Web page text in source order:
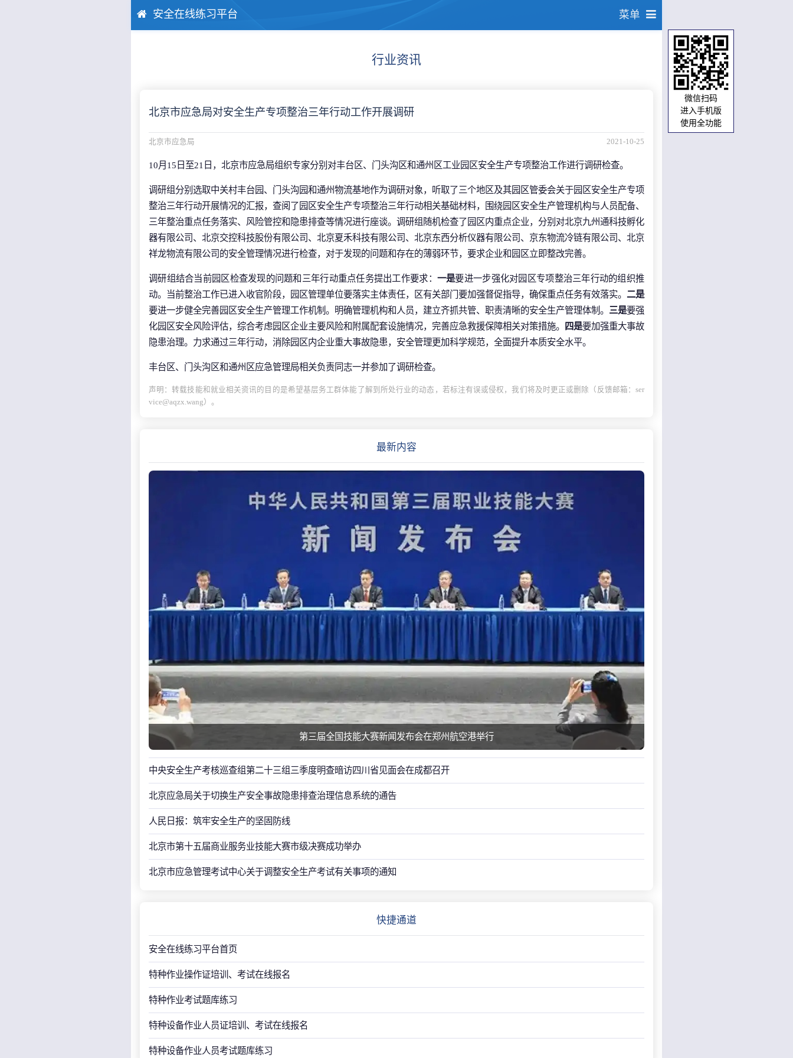
安全在线练习平台 菜单
微信扫码
进入手机版
使用全功能
行业资讯
北京市应急局对安全生产专项整治三年行动工作开展调研
北京市应急局 2021-10-25
10月15日至21日，北京市应急局组织专家分别对丰台区、门头沟区和通州区工业园区安全生产专项整治工作进行调研检查。
调研组分别选取中关村丰台园、门头沟园和通州物流基地作为调研对象，听取了三个地区及其园区管委会关于园区安全生产专项
整治三年行动开展情况的汇报，查阅了园区安全生产专项整治三年行动相关基础材料，围绕园区安全生产管理机构与人员配备、
三年整治重点任务落实、风险管控和隐患排查等情况进行座谈。调研组随机检查了园区内重点企业，分别对北京九州通科技孵化
器有限公司、北京交控科技股份有限公司、北京夏禾科技有限公司、北京东西分析仪器有限公司、京东物流冷链有限公司、北京
祥龙物流有限公司的安全管理情况进行检查，对于发现的问题和存在的薄弱环节，要求企业和园区立即整改完善。
调研组结合当前园区检查发现的问题和三年行动重点任务提出工作要求： 一是要进一步强化对园区专项整治三年行动的组织推
动。当前整治工作已进入收官阶段，园区管理单位要落实主体责任，区有关部门要加强督促指导，确保重点任务有效落实。 二是
要进一步健全完善园区安全生产管理工作机制。明确管理机构和人员，建立齐抓共管、职责清晰的安全生产管理体制。 三是要强
化园区安全风险评估，综合考虑园区企业主要风险和附属配套设施情况，完善应急救援保障相关对策措施。
四是要加强重大事故
隐患治理。力求通过三年行动，消除园区内企业重大事故隐患，安全管理更加科学规范，全面提升本质安全水平。
丰台区、门头沟区和通州区应急管理局相关负责同志一并参加了调研检查。
声明：转载技能和就业相关资讯的目的是希望基层务工群体能了解到所处行业的动态，若标注有误或侵权，我们将及时更正或删除（反馈邮箱：ser
vice@aqzx.wang）。
最新内容
第三届全国技能大赛新闻发布会在郑州航空港举行
中央安全生产考核巡查组第二十三组三季度明查暗访四川省见面会在成都召开
北京应急局关于切换生产安全事故隐患排查治理信息系统的通告
人民日报：筑牢安全生产的坚固防线
北京市第十五届商业服务业技能大赛市级决赛成功举办
北京市应急管理考试中心关于调整安全生产考试有关事项的通知
快捷通道
安全在线练习平台首页
特种作业操作证培训、考试在线报名
特种作业考试题库练习
特种设备作业人员证培训、考试在线报名
特种设备作业人员考试题库练习